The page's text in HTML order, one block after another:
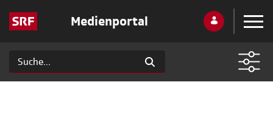
Medienportal